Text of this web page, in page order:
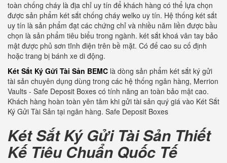
toàn chống cháy là địa chỉ uy tín để khách hàng có thể lựa chọn
được sản phẩm két sắt chống cháy welko uy tín. Hệ thống két sắt
uy tín là sản phẩm đạt các chứng chỉ và nhiều năm liền được bầu
chọn là sản phẩm tiêu biểu trong ngành. két sắt khoá vân tay bảo
mật được phủ sơn tĩnh điện trên bề mặt. Có đế cao su cố định
hoặc trang bị bánh xe di động.
Két Sắt Ký Gửi Tài Sản BEMC là dòng sản phẩm két sắt ký gửi
tài sản chuyên dụng dùng trong các hệ thống ngân hàng, Merrion
Vaults - Safe Deposit Boxes có tính năng an toàn bảo mật cao.
Khách hàng hoàn toàn yên tâm khi gửi tài sản quý giá vào Két Sắt
Ký Gửi Tài Sản tại ngân hàng. Safe Deposit Boxes
Két Sắt Ký Gửi Tài Sản Thiết
Kế Tiêu Chuẩn Quốc Tế